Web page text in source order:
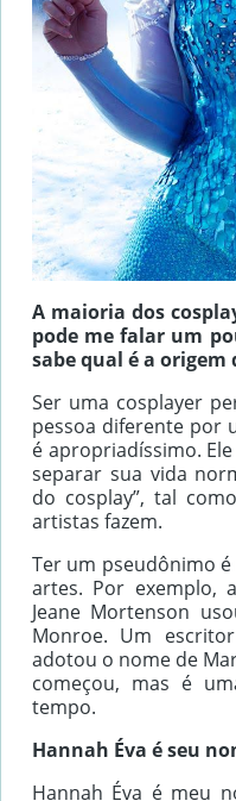
A maioria dos
pode me falar um
sabe qual é a origem
Ser uma cosplayer
pessoa diferente por
é apropriadíssimo.
separar sua vida
do cosplay”, tal
artistas fazem.
Ter um pseudônimo
artes. Por exemplo,
Jeane Mortenson
Monroe. Um
adotou o nome de
começou, mas é
tempo.
Hannah Éva é seu
Hannah Éva é meu